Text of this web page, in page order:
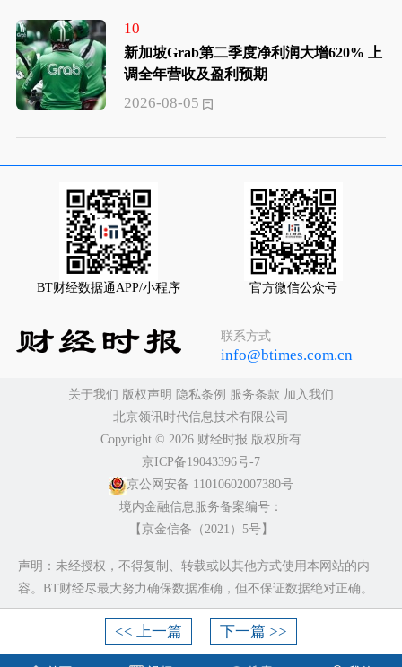
<< 上一篇 下一篇 >>
10
新加坡Grab第二季度净利润大增620% 上
调全年营收及盈利预期
2026-08-05
BT财经数据通APP/小程序 官方微信公众号
联系方式
info@btimes.com.cn
关于我们 版权声明 隐私条例 服务条款 加入我们
北京领讯时代信息技术有限公司
Copyright ©️ 2026 财经时报 版权所有
京ICP备19043396号-7
京公网安备 11010602007380号
境内金融信息服务备案编号：
【京金信备（2021）5号】
声明：未经授权，不得复制、转载或以其他方式使用本网站的内
容。BT财经尽最大努力确保数据准确，但不保证数据绝对正确。